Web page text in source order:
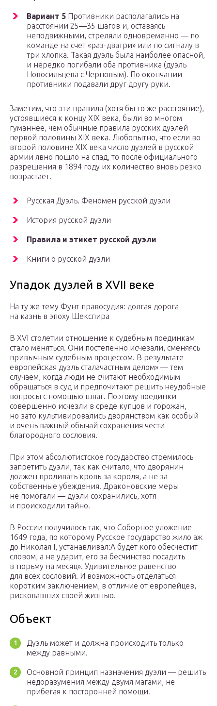
Вариант 5 Противники располагались на
расстоянии 25—35 шагов и, оставаясь
неподвижными, стреляли одновременно — по
команде на счет «раз-дватри» или по сигналу в
три хлопка. Такая дуэль была наиболее опасной,
и нередко погибали оба противника (дуэль
Новосильцева с Черновым). По окончании
противники подавали друг другу руки.
Заметим, что эти правила (хотя бы то же расстояние),
устоявшиеся к концу XIX века, были во многом
гуманнее, чем обычные правила русских дуэлей
первой половины XIX века. Любопытно, что если во
второй половине XIX века число дуэлей в русской
армии явно пошло на спад, то после официального
разрешения в 1894 году их количество вновь резко
возрастает.
Русская Дуэль. Феномен русской дуэли
История русской дуэли
Правила и этикет русской дуэли
Книги о русской дуэли
Упадок дуэлей в XVII веке
На ту же тему Фунт правосудия: долгая дорога
на казнь в эпоху Шекспира
В XVI столетии отношение к судебным поединкам
стало меняться. Они постепенно исчезали, сменяясь
привычным судебным процессом. В результате
европейская дуэль сталачастным делом» — тем
случаем, когда люди не считают необходимым
обращаться в суд и предпочитают решить неудобные
вопросы с помощью шпаг. Поэтому поединки
совершенно исчезли в среде купцов и горожан,
но зато культивировались дворянством как особый
и очень важный обычай сохранения чести
благородного сословия.
При этом абсолютистское государство стремилось
запретить дуэли, так как считало, что дворянин
должен проливать кровь за короля, а не за
собственные убеждения. Драконовские меры
не помогали — дуэли сохранились, хотя
и происходили тайно.
В России получилось так, что Соборное уложение
1649 года, по которому Русское государство жило аж
до Николая I, устанавливал:А будет кого обесчестит
словом, а не ударит, его за бесчинство посадить
в тюрьму на месяц». Удивительное равенство
для всех сословий. И возможность отделаться
коротким заключением, в отличие от европейцев,
рисковавших своей жизнью.
Объект
Дуэль может и должна происходить только
между равными.
Основной принцип назначения дуэли — решить
недоразумения между двумя магами, не
прибегая к посторонней помощи.